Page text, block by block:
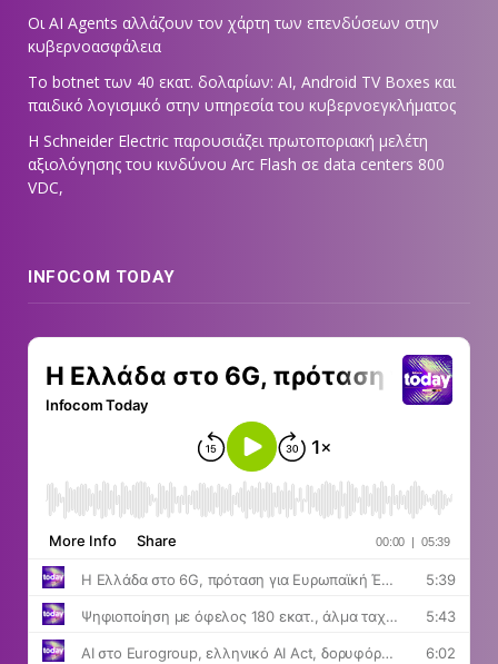
Οι AI Agents αλλάζουν τον χάρτη των επενδύσεων στην
κυβερνοασφάλεια
Το botnet των 40 εκατ. δολαρίων: AI, Android TV Boxes και
παιδικό λογισμικό στην υπηρεσία του κυβερνοεγκλήματος
Η Schneider Electric παρουσιάζει πρωτοποριακή μελέτη
αξιολόγησης του κινδύνου Arc Flash σε data centers 800
VDC,
INFOCOM TODAY